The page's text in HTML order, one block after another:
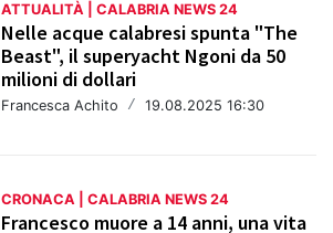
ATTUALITÀ | CALABRIA NEWS 24
Nelle acque calabresi spunta "The
Beast", il superyacht Ngoni da 50
milioni di dollari
Francesca Achito / 19.08.2025 16:30
CRONACA | CALABRIA NEWS 24
Francesco muore a 14 anni, una vita